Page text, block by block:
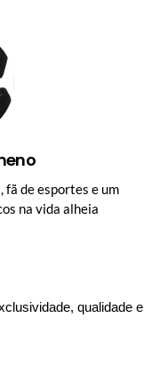
fã de esportes e um
na vida alheia